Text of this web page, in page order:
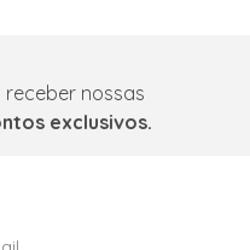
nossas
exclusivos.